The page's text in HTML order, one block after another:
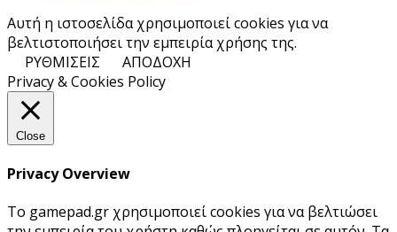
Αυτή η ιστοσελίδα χρησιμοποιεί cookies για να
βελτιστοποιήσει την εμπειρία χρήσης της.
ΡΥΘΜΙΣΕΙΣ
ΑΠΟΔΟΧΗ
Privacy & Cookies Policy
Close
Privacy Overview
Το gamepad.gr χρησιμοποιεί cookies για να βελτιώσει